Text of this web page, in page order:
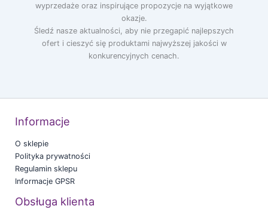
wyprzedaże oraz inspirujące propozycje na wyjątkowe
okazje.
Śledź nasze aktualności, aby nie przegapić najlepszych
ofert i cieszyć się produktami najwyższej jakości w
konkurencyjnych cenach.
Informacje
O sklepie
Polityka prywatności
Regulamin sklepu
Informacje GPSR
Obsługa klienta